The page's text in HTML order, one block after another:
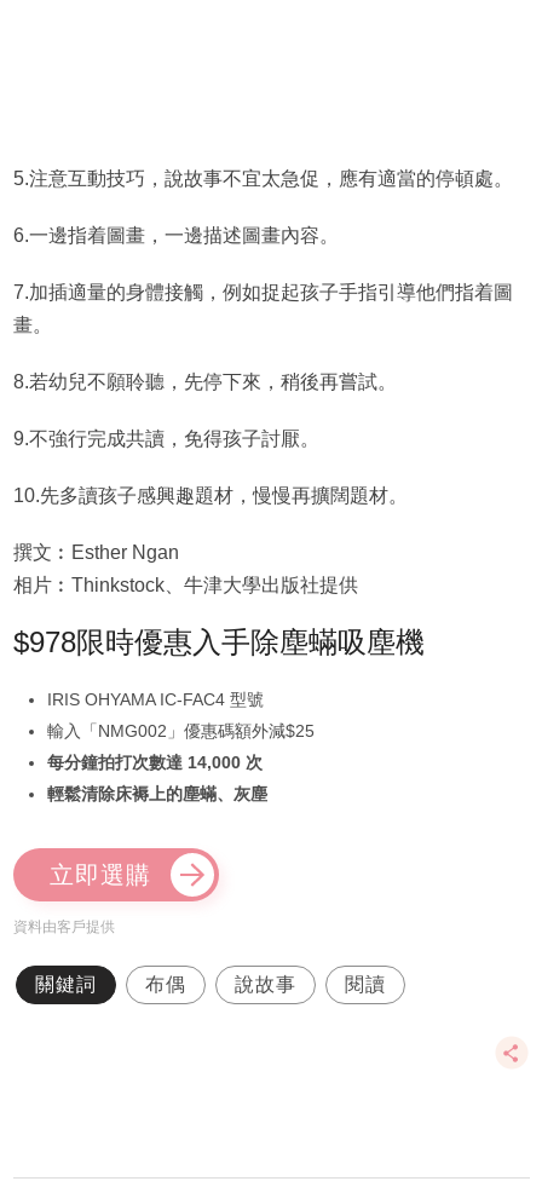
5.注意互動技巧，說故事不宜太急促，應有適當的停頓處。
6.一邊指着圖畫，一邊描述圖畫內容。
7.加插適量的身體接觸，例如捉起孩子手指引導他們指着圖
畫。
8.若幼兒不願聆聽，先停下來，稍後再嘗試。
9.不強行完成共讀，免得孩子討厭。
10.先多讀孩子感興趣題材，慢慢再擴闊題材。
撰文︰Esther Ngan
相片︰Thinkstock、牛津大學出版社提供
$978限時優惠入手除塵蟎吸塵機
IRIS OHYAMA IC-FAC4 型號
輸入「NMG002」優惠碼額外減$25
每分鐘拍打次數達 14,000 次
輕鬆清除床褥上的塵蟎、灰塵
立即選購
資料由客戶提供
關鍵詞 布偶 說故事 閱讀